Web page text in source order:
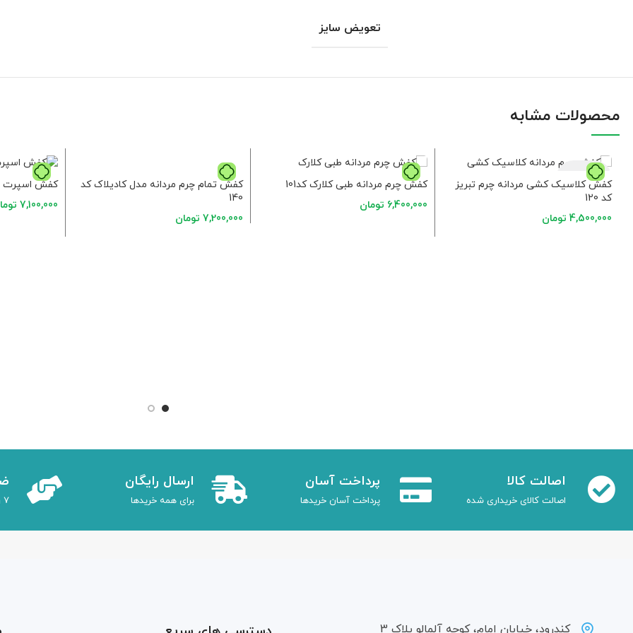
تعویض سایز
محصولات مشابه
فروخته شده
کفش کلاسیک کشی مردانه چرم تبریز
کد 120
4,500,000 تومان
کفش چرم مردانه طبی کلارک کد101
6,400,000 تومان
کفش تمام چرم مردانه مدل کادیلاک کد
140
7,200,000 تومان
کفش اسپرت
7,100,000
اصالت کالا
اصالت کالای خریداری شده
پرداخت آسان
پرداخت آسان خریدها
ارسال رایگان
برای همه خریدها 7 روز ضمانت بازگشت
کندرود، خیابان امام، کوچه آلمالو پلاک 3